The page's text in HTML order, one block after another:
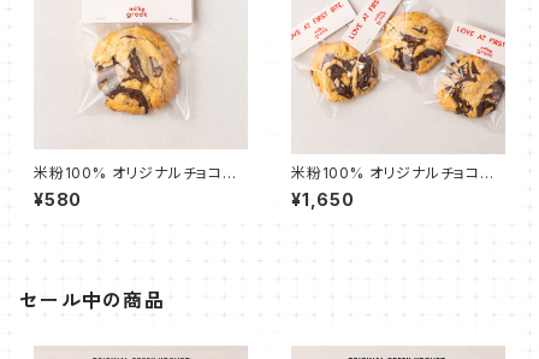
米粉100% オリジナルチョコチ
ャンククッキー 1枚
¥580
米粉100% オリジナルチョコチ
ャンククッキー 3枚
¥1,650
セール中の商品